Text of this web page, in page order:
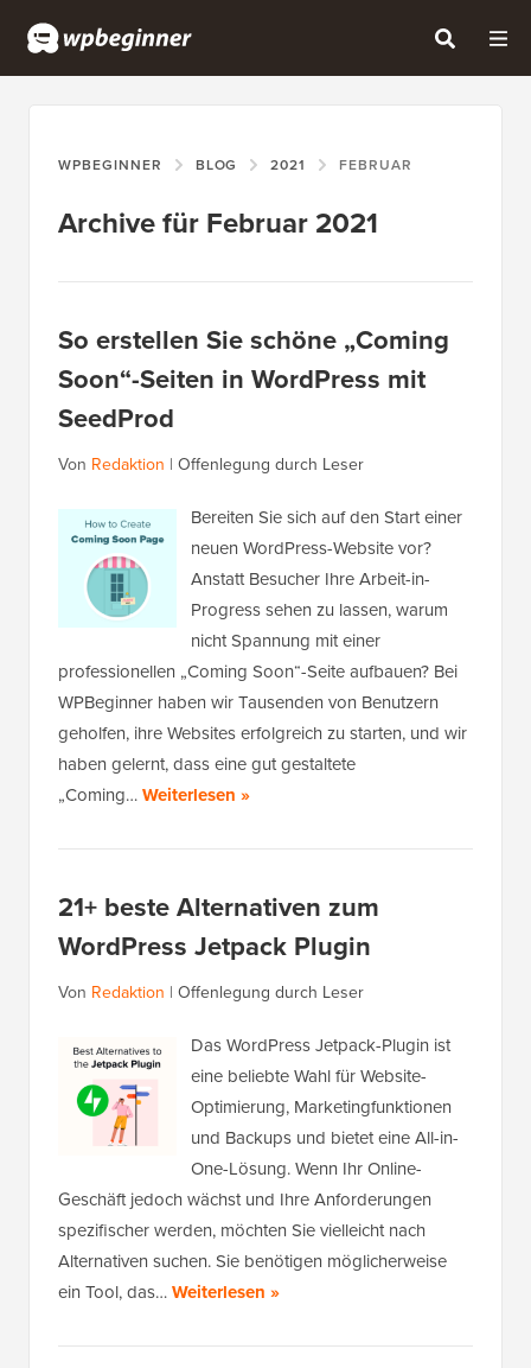
WPBEGINNER BLOG 2021 FEBRUAR
Archive für Februar 2021
So erstellen Sie schöne „Coming
Soon“-Seiten in WordPress mit
SeedProd
Von Redaktion | Offenlegung durch Leser
Bereiten Sie sich auf den Start einer
neuen WordPress-Website vor?
Anstatt Besucher Ihre Arbeit-in-
Progress sehen zu lassen, warum
nicht Spannung mit einer
professionellen „Coming Soon“-Seite aufbauen? Bei
WPBeginner haben wir Tausenden von Benutzern
geholfen, ihre Websites erfolgreich zu starten, und wir
haben gelernt, dass eine gut gestaltete
„Coming…Weiterlesen »
21+ beste Alternativen zum
WordPress Jetpack Plugin
Von Redaktion | Offenlegung durch Leser
Das WordPress Jetpack-Plugin ist
eine beliebte Wahl für Website-
Optimierung, Marketingfunktionen
und Backups und bietet eine All-in-
One-Lösung. Wenn Ihr Online-
Geschäft jedoch wächst und Ihre Anforderungen
spezifischer werden, möchten Sie vielleicht nach
Alternativen suchen. Sie benötigen möglicherweise
ein Tool, das…Weiterlesen »